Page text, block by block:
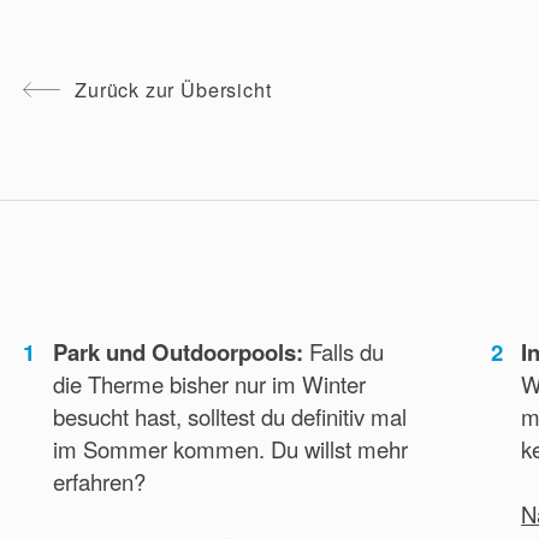
Zurück zur Übersicht
1 Park und Outdoorpools: Falls du
die Therme bisher nur im Winter
besucht hast, solltest du definitiv mal
im Sommer kommen. Du willst mehr
erfahren?
2